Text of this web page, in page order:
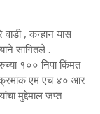
वाडी , कन्हान यास
सांगितले .
१०० निपा किंमत
क्रमांक एम एच ४० आर
मुद्देमाल जप्त